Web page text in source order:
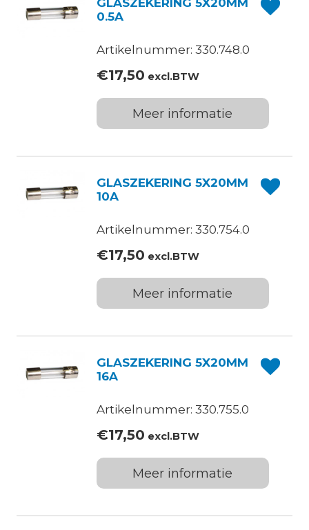
GLASZEKERING 5X20MM
0.5A
Artikelnummer: 330.748.0
€17,50 excl.BTW
Meer informatie
GLASZEKERING 5X20MM
10A
Artikelnummer: 330.754.0
€17,50 excl.BTW
Meer informatie
GLASZEKERING 5X20MM
16A
Artikelnummer: 330.755.0
€17,50 excl.BTW
Meer informatie